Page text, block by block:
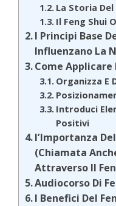
La Storia Del
Il Feng Shui
I Principi Base
Influenzano La
Come Applicare
Organizza E
Introduci
Positivi
l’Importanza
(Chiamata
Attraverso Il
Audiocorso Di
I Benefici Del